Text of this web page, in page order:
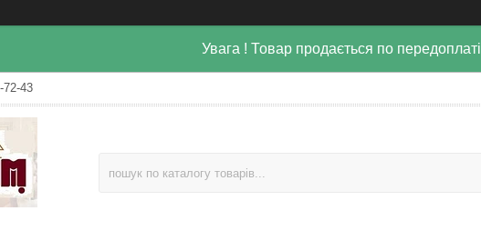
Увага ! Товар продається по передоплаті
72-43